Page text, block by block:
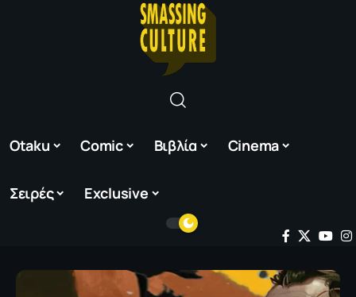
Otaku Comic Βιβλία Cinema
Σειρές Exclusive